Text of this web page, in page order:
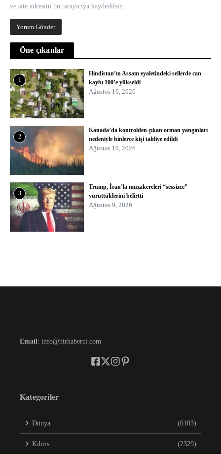
ve site adresim bu tarayıcıya kaydedilsin.
Öne çıkanlar
1
Hindistan’ın Assam eyaletindeki sellerde can
kaybı 100’e yükseldi
Ağustos 10, 2026
2
Kanada’da kontrolden çıkan orman yangınları
nedeniyle binlerce kişi tahliye edildi
Ağustos 10, 2026
3
Trump, İran’la müzakereleri “sessizce”
yürüttüklerini belirtti
Ağustos 9, 2026
Email : info@birhaberci.com
Kategoriler
Dünya (6103)
Kıbrıs (2329)